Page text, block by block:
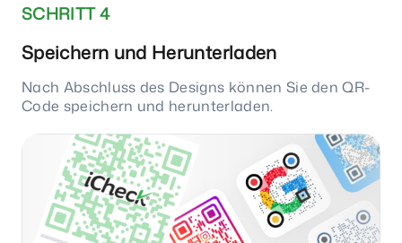
SCHRITT 4
Speichern und Herunterladen
Nach Abschluss des Designs können Sie den QR-
Code speichern und herunterladen.